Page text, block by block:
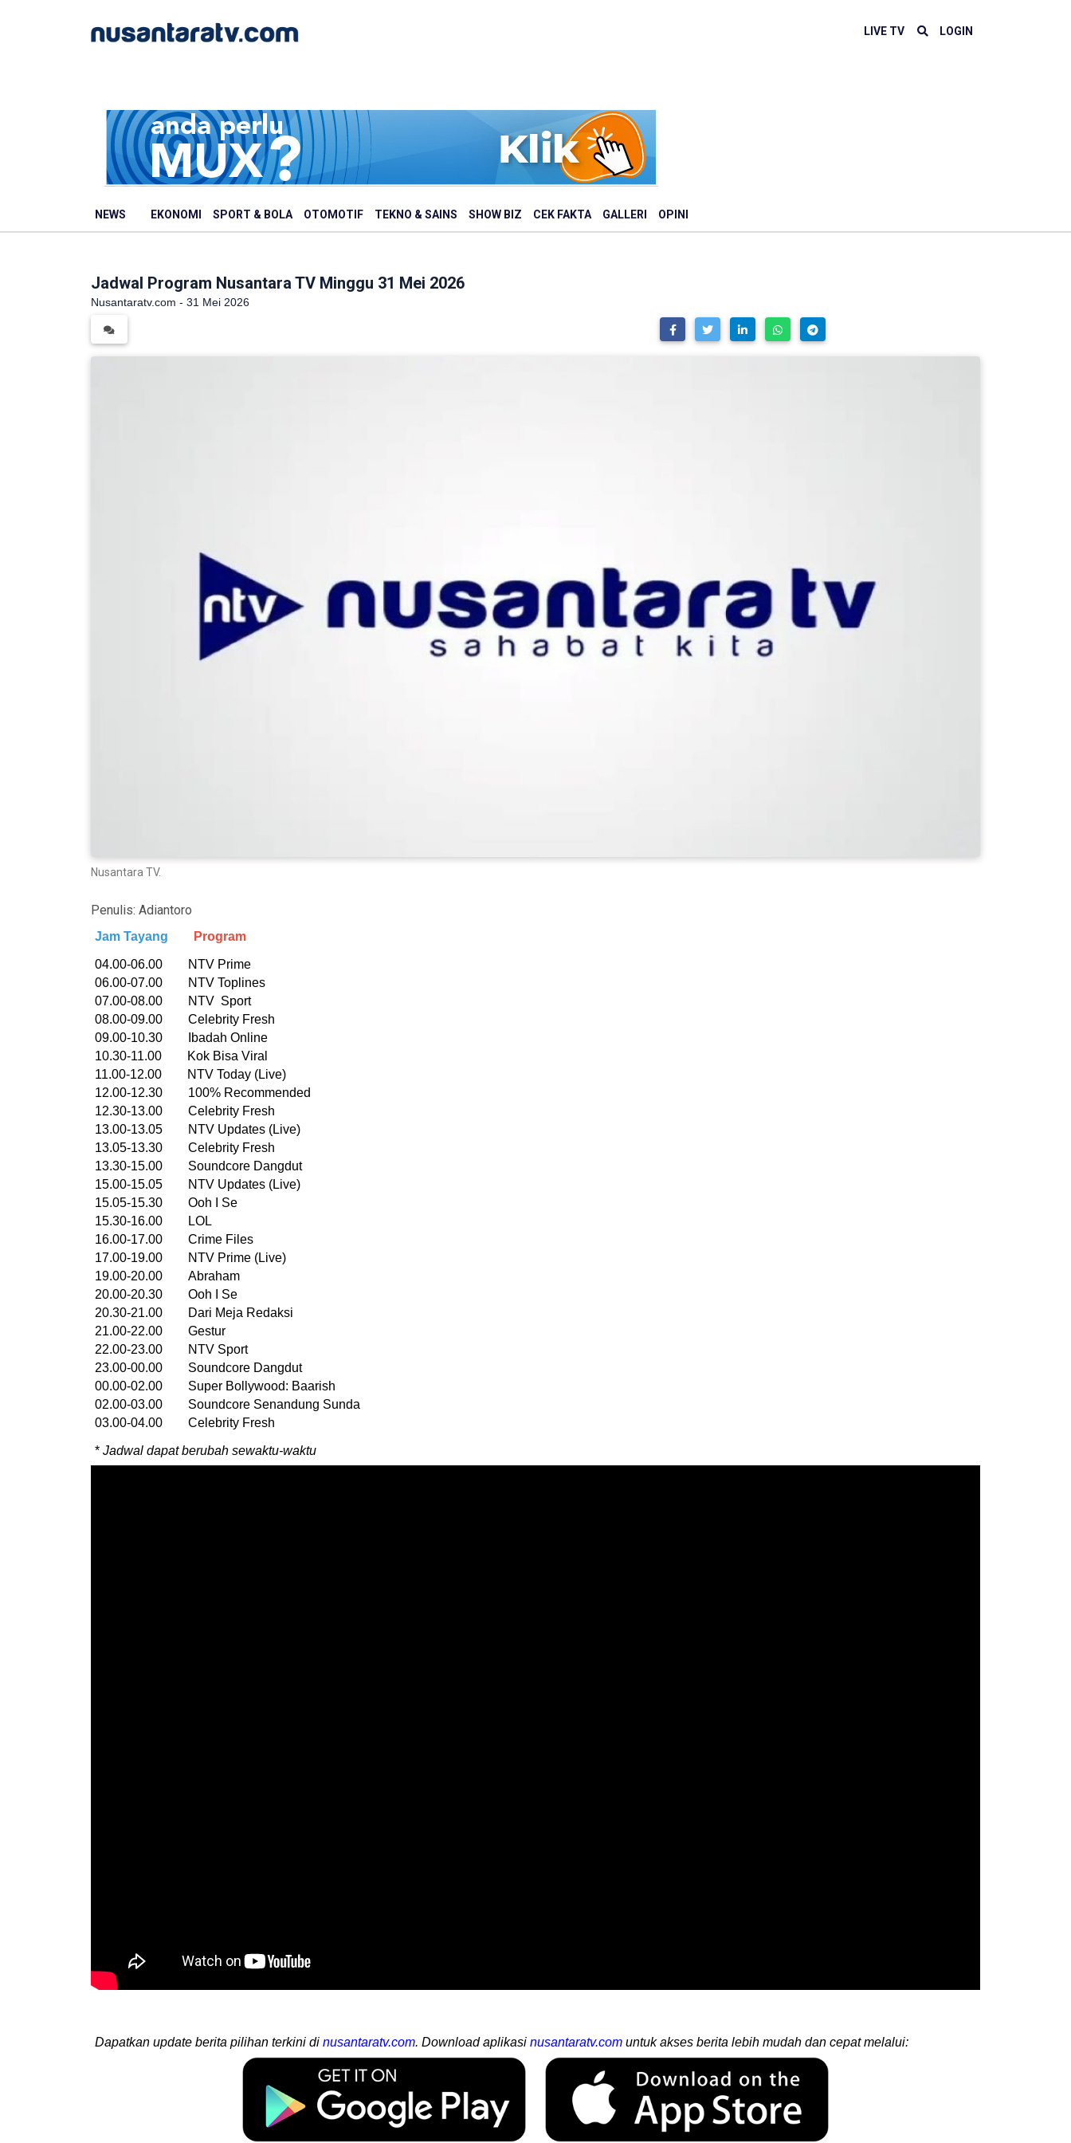
LIVE TV LOGIN
NEWS EKONOMI SPORT & BOLA OTOMOTIF TEKNO & SAINS SHOW BIZ CEK FAKTA GALLERI OPINI
Jadwal Program Nusantara TV Minggu 31 Mei 2026
Nusantaratv.com - 31 Mei 2026
Nusantara TV.
Penulis: Adiantoro
Jam Tayang Program
04.00-06.00 NTV Prime
06.00-07.00 NTV Toplines
07.00-08.00 NTV Sport
08.00-09.00 Celebrity Fresh
09.00-10.30 Ibadah Online
10.30-11.00 Kok Bisa Viral
11.00-12.00 NTV Today (Live)
12.00-12.30 100% Recommended
12.30-13.00 Celebrity Fresh
13.00-13.05 NTV Updates (Live)
13.05-13.30 Celebrity Fresh
13.30-15.00 Soundcore Dangdut
15.00-15.05 NTV Updates (Live)
15.05-15.30 Ooh I Se
15.30-16.00 LOL
16.00-17.00 Crime Files
17.00-19.00 NTV Prime (Live)
19.00-20.00 Abraham
20.00-20.30 Ooh I Se
20.30-21.00 Dari Meja Redaksi
21.00-22.00 Gestur
22.00-23.00 NTV Sport
23.00-00.00 Soundcore Dangdut
00.00-02.00 Super Bollywood: Baarish
02.00-03.00 Soundcore Senandung Sunda
03.00-04.00 Celebrity Fresh
* Jadwal dapat berubah sewaktu-waktu
Dapatkan update berita pilihan terkini di nusantaratv.com. Download aplikasi nusantaratv.com untuk akses berita lebih mudah dan cepat melalui: